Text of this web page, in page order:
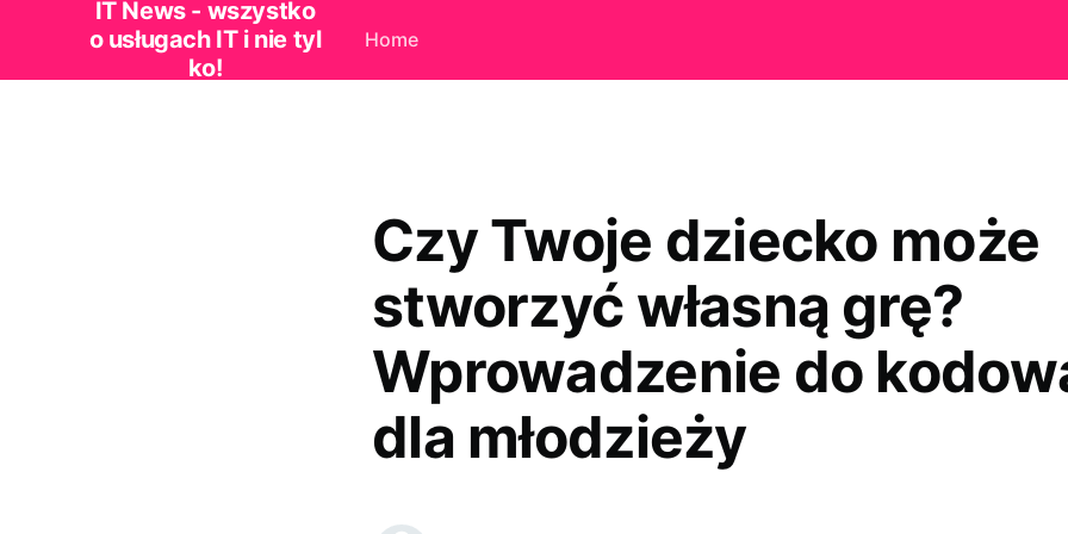
IT News - wszystko
o usługach IT i nie tyl
ko!
Home
Czy Twoje dziecko może
stworzyć własną grę?
Wprowadzenie do
dla młodzieży